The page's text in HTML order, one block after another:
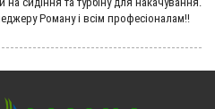
Роману і всім професіоналам!!